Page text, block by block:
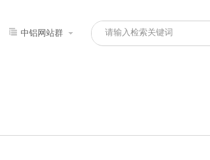
中铝网站群